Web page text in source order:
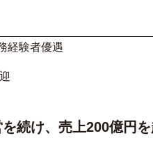
経験者優遇
続け、売上200億円